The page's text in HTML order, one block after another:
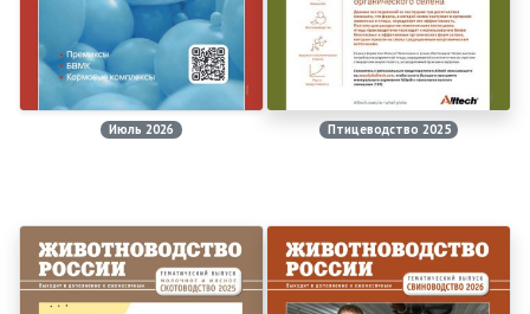
Июль 2026 Птицеводство 2025